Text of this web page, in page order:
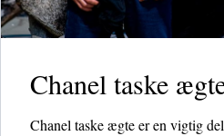
Chanel taske
Chanel taske ægte er en vigtig